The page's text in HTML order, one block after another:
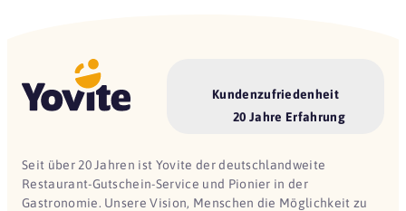
Kundenzufriedenheit
20 Jahre Erfahrung
Seit über 20 Jahren ist Yovite der deutschlandweite
Restaurant-Gutschein-Service und Pionier in der
Gastronomie. Unsere Vision, Menschen die Möglichkeit zu